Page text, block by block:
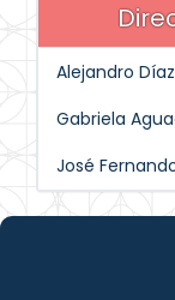
Alejandro
Gabriela
José